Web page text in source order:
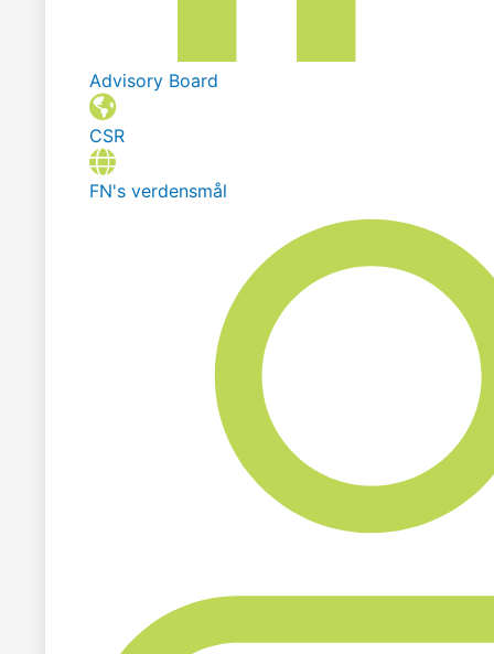
Advisory Board
CSR
FN's verdensmål